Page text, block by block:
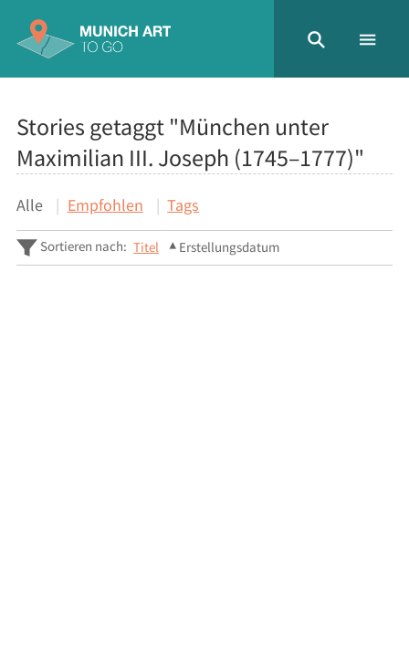
Stories getaggt "München unter
Maximilian III. Joseph (1745–1777)"
Alle Empfohlen Tags
Sortieren nach: Titel Erstellungsdatum